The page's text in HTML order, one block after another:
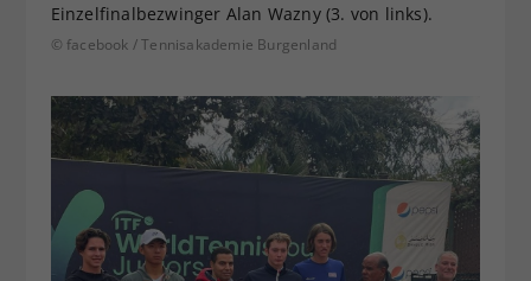
Einzelfinalbezwinger Alan Wazny (3. von links).
© facebook / Tennisakademie Burgenland